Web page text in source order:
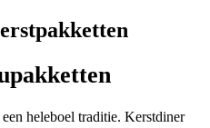
heleboel traditie. Kerstdiner